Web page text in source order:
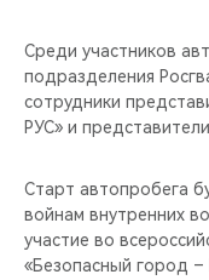
ВИДЕООБЗОРЫ
Среди участников
подразделения
сотрудники
РУС» и
Старт автопробега
войнам внутренних
участие во
«Безопасный город